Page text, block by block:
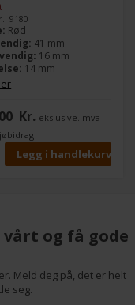
9180
Rød
41 mm
16 mm
14 mm
Kr. ekslusive. mva
og få gode
Meld deg på, det er helt
seg.